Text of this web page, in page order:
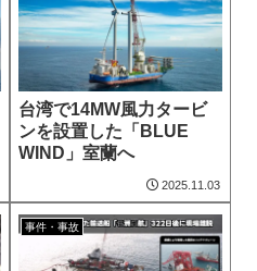
台湾で14MW風力タービ
ンを設置した「BLUE
WIND」室蘭へ
2025.11.03
事件・事故